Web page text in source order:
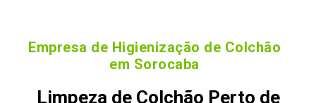
Empresa de Higienização de Colchão
em Sorocaba
Limpeza de Colchão Perto de